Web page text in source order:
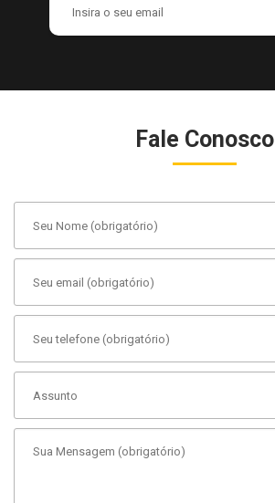
Fale Conosco